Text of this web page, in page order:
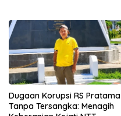
Dugaan Korupsi RS Pratama
Tanpa Tersangka: Menagih